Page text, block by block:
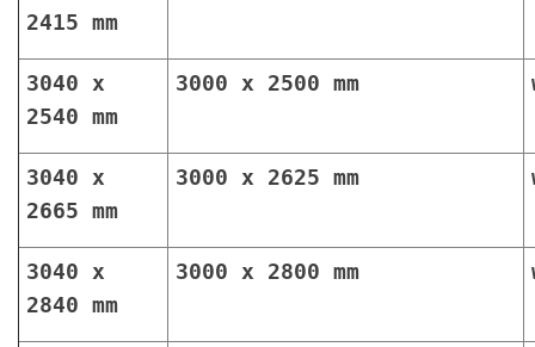
2415 mm
3040 x
2540 mm
3000 x 2500 mm
3040 x
2665 mm
3000 x 2625 mm
3040 x
2840 mm
3000 x 2800 mm